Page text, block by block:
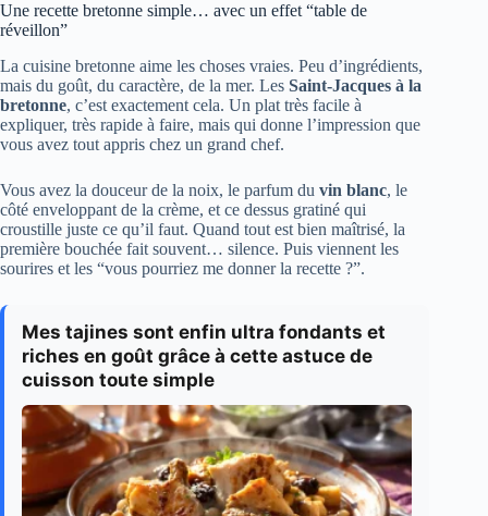
Une recette bretonne simple… avec un effet “table de
réveillon”
La cuisine bretonne aime les choses vraies. Peu d’ingrédients,
mais du goût, du caractère, de la mer. Les Saint-Jacques à la
bretonne, c’est exactement cela. Un plat très facile à
expliquer, très rapide à faire, mais qui donne l’impression que
vous avez tout appris chez un grand chef.
Vous avez la douceur de la noix, le parfum du vin blanc, le
côté enveloppant de la crème, et ce dessus gratiné qui
croustille juste ce qu’il faut. Quand tout est bien maîtrisé, la
première bouchée fait souvent… silence. Puis viennent les
sourires et les “vous pourriez me donner la recette ?”.
Mes tajines sont enfin ultra fondants et
riches en goût grâce à cette astuce de
cuisson toute simple